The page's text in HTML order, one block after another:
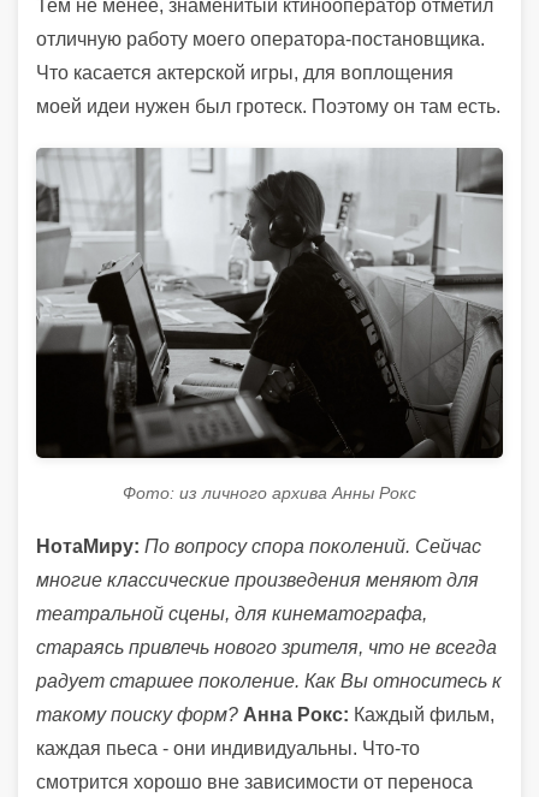
Тем не менее, знаменитый ктинооператор отметил
отличную работу моего оператора-постановщика.
Что касается актерской игры, для воплощения
моей идеи нужен был гротеск. Поэтому он там есть.
Фото: из личного архива Анны Рокс
НотаМиру: По вопросу спора поколений. Сейчас
многие классические произведения меняют для
театральной сцены, для кинематографа,
стараясь привлечь нового зрителя, что не всегда
радует старшее поколение. Как Вы относитесь к
такому поиску форм? Анна Рокс: Каждый фильм,
каждая пьеса - они индивидуальны. Что-то
смотрится хорошо вне зависимости от переноса